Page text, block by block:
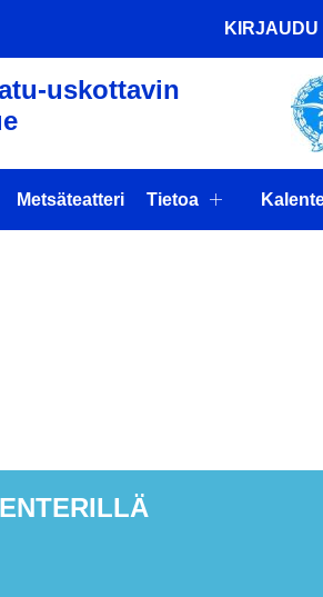
KIRJAUDU
uskottavin
Metsäteatteri Tietoa